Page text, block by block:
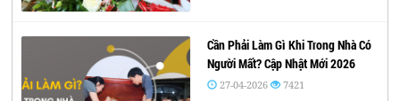
Cần Phải Làm Gì Khi Trong Nhà Có
Người Mất? Cập Nhật Mới 2026
27-04-2026 7421